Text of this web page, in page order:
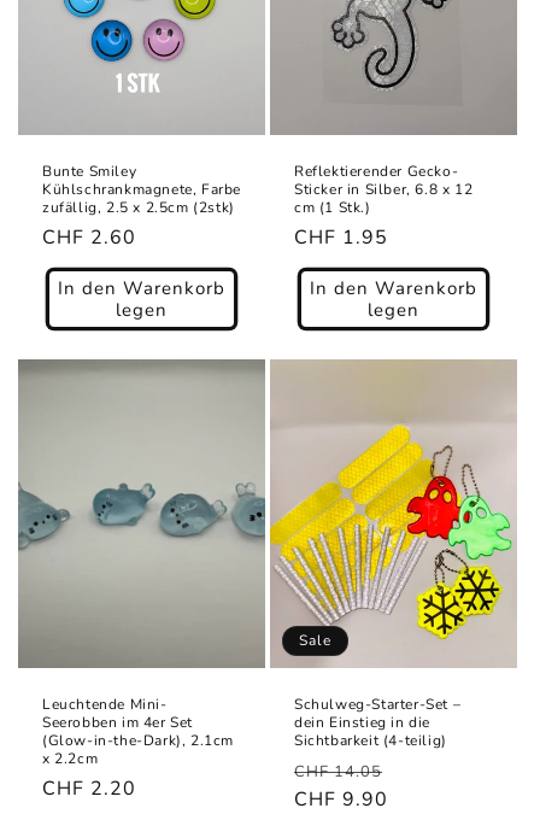
Bunte Smiley
Kühlschrankmagnete, Farbe
zufällig, 2.5 x 2.5cm (2stk)
Normaler
Preis
CHF 2.60
In den Warenkorb
legen
Reflektierender Gecko-
Sticker in Silber, 6.8 x 12
cm (1 Stk.)
Normaler
Preis
CHF 1.95
In den Warenkorb
legen
Leuchtende Mini-
Seerobben im 4er Set
(Glow-in-the-Dark), 2.1cm
x 2.2cm
Normaler
CHF 2.20
Sale
Schulweg-Starter-Set –
dein Einstieg in die
Sichtbarkeit (4-teilig)
Normaler
Preis
CHF 14.05
CHF 9.90